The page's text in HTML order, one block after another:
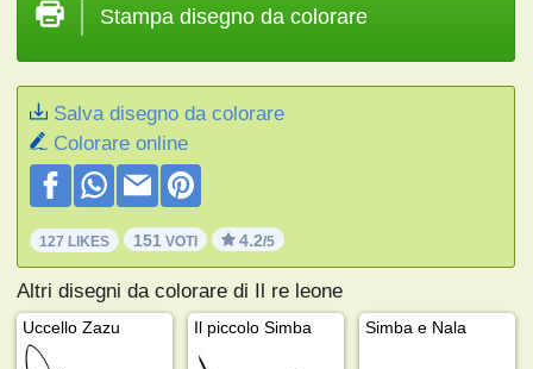
Stampa disegno da colorare
Salva disegno da colorare
Colorare online
127 LIKES 151 VOTI 4.2/5
Altri disegni da colorare di Il re leone
Uccello Zazu Il piccolo Simba Simba e Nala